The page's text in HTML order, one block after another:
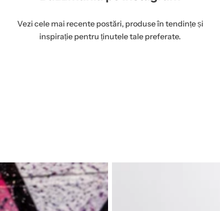
Vezi cele mai recente postări, produse în tendințe și
inspirație pentru ținutele tale preferate.